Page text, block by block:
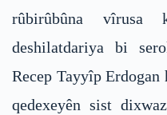
rûbirûbûna
deshilatdariya bi
Recep Tayyîp
qedexeyên sist